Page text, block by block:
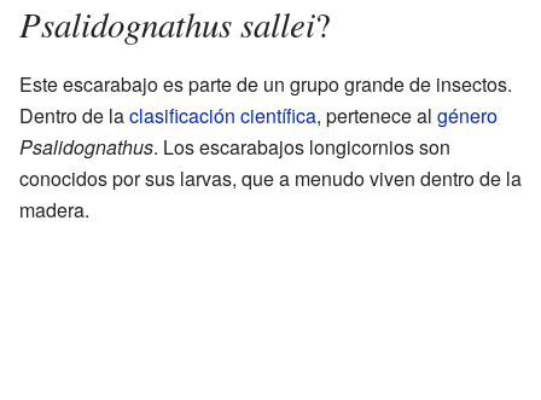
Psalidognathus sallei?
Este escarabajo es parte de un grupo grande de insectos.
Dentro de laclasificación científica, pertenece al género
Psalidognathus. Los escarabajos longicornios son
conocidos por sus larvas, que a menudo viven dentro de la
madera.